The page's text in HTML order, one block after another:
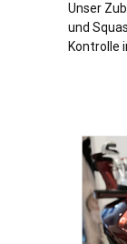
Unser
und
Kontrolle